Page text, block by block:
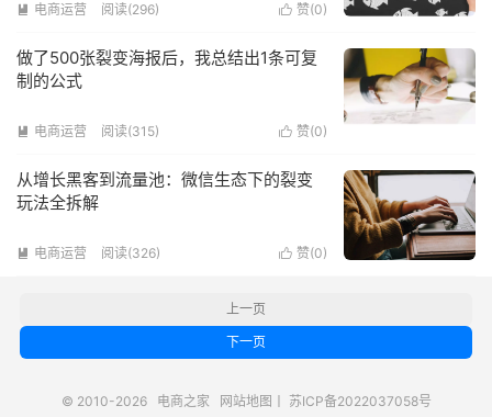
 赞(0)
 电商运营 阅读(296)
做了500张裂变海报后，我总结出1条可复
制的公式
 赞(0)
 电商运营 阅读(315)
从增长黑客到流量池：微信生态下的裂变
玩法全拆解
 赞(0)
 电商运营 阅读(326)
上一页
下一页
© 2010-2026 电商之家 网站地图 苏ICP备2022037058号